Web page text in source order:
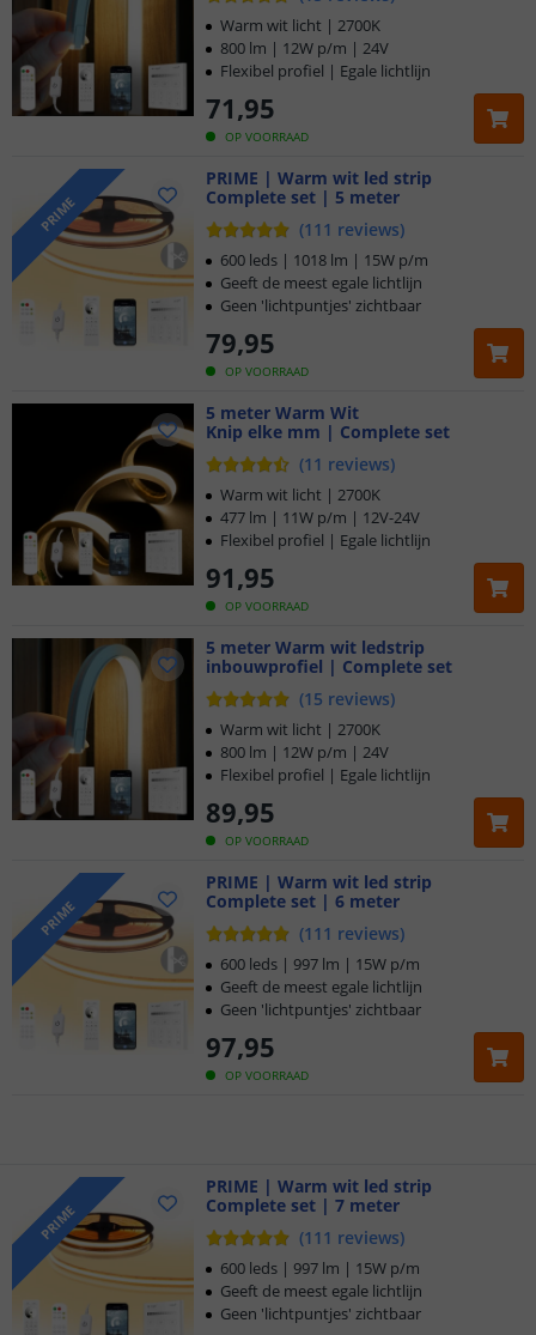
OP VOORRAAD
71,95
Warm wit licht | 2700K
800 lm | 12W p/m | 24V
Flexibel profiel | Egale lichtlijn
PRIME
PRIME | Warm wit led strip
Complete set | 5 meter
(111 reviews)
OP VOORRAAD
79,95
600 leds | 1018 lm | 15W p/m
Geeft de meest egale lichtlijn
Geen 'lichtpuntjes' zichtbaar
5 meter Warm Wit
Knip elke mm | Complete set
(11 reviews)
OP VOORRAAD
91,95
Warm wit licht | 2700K
477 lm | 11W p/m | 12V-24V
Flexibel profiel | Egale lichtlijn
5 meter Warm wit ledstrip
inbouwprofiel | Complete set
(15 reviews)
OP VOORRAAD
89,95
Warm wit licht | 2700K
800 lm | 12W p/m | 24V
Flexibel profiel | Egale lichtlijn
PRIME
PRIME | Warm wit led strip
Complete set | 6 meter
(111 reviews)
OP VOORRAAD
97,95
600 leds | 997 lm | 15W p/m
Geeft de meest egale lichtlijn
Geen 'lichtpuntjes' zichtbaar
Klantbeoordeling 9.1
Voor 23:45 uur besteld,morgen in huis
Gratisverzending vanaf € 20,-
Klantbeoordeling 9.1
Voor 23:45 uur besteld,morgen in huis
PRIME
PRIME | Warm wit led strip
Complete set | 7 meter
(111 reviews)
600 leds | 997 lm | 15W p/m
Geeft de meest egale lichtlijn
Geen 'lichtpuntjes' zichtbaar